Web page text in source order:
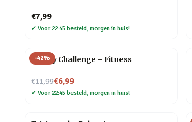
€7,99
✔ Voor 22:45 besteld, morgen in huis!
-42%
30 Day Challenge – Fitness
€11,99
Nu voor€6,99
✔ Voor 22:45 besteld, morgen in huis!